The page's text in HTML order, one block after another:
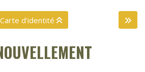
Carte d'identité